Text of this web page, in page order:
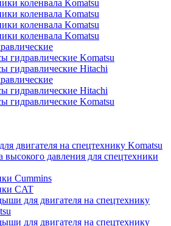
коленвала Komatsu
коленвала Komatsu
коленвала Komatsu
коленвала Komatsu
гидравлические Komatsu
гидравлические Hitachi
гидравлические Hitachi
гидравлические Komatsu
двигателя на спецтехнику Komatsu
высокого давления для спецтехники
Cummins
CAT
для двигателя на спецтехнику
для двигателя на спецтехнику